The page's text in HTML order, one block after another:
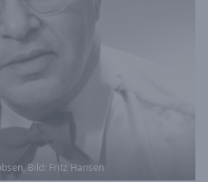
Bild: Fritz Hansen